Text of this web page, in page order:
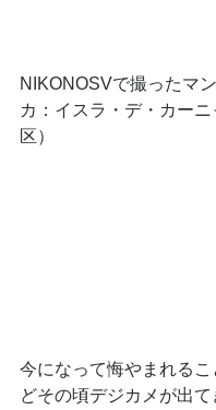
NIKONOSVで撮ったマ
カ：イスラ・デ・カー
区）
今になって悔やまれるこ
どその頃デジカメが出